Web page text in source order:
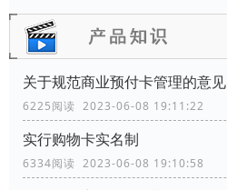
关于规范商业预付卡管理的意见
6225阅读 2023-06-08 19:11:22
实行购物卡实名制
6334阅读 2023-06-08 19:10:58